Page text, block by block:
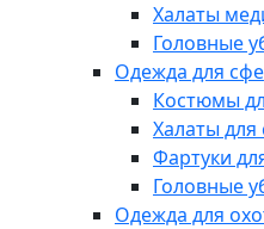
Халаты
Головные
Одежда для
Костюмы
Халаты для
Фартуки
Головные
Одежда для